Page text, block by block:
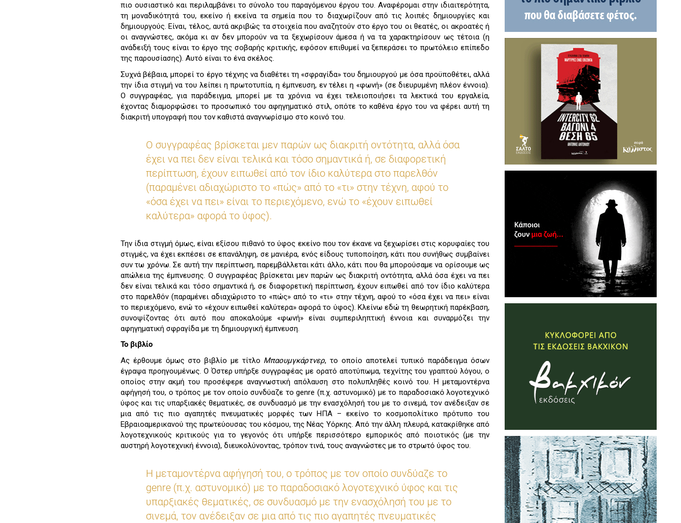
πιο ουσιαστικό και περιλαμβάνει το σύνολο του παραγόμενου έργου του. Αναφέρομαι στην ιδιαιτερότητα,
τη μοναδικότητά του, εκείνο ή εκείνα τα σημεία που το διαχωρίζουν από τις λοιπές δημιουργίες και
δημιουργούς. Είναι, τέλος, αυτά ακριβώς τα στοιχεία που αναζητούν στο έργο του οι θεατές, οι ακροατές ή
οι αναγνώστες, ακόμα κι αν δεν μπορούν να τα ξεχωρίσουν άμεσα ή να τα χαρακτηρίσουν ως τέτοια (η
ανάδειξή τους είναι το έργο της σοβαρής κριτικής, εφόσον επιθυμεί να ξεπεράσει το πρωτόλειο επίπεδο
της παρουσίασης). Αυτό είναι το ένα σκέλος.
Συχνά βέβαια, μπορεί το έργο τέχνης να διαθέτει τη «σφραγίδα» του δημιουργού με όσα προϋποθέτει, αλλά
την ίδια στιγμή να του λείπει η πρωτοτυπία, η έμπνευση, εν τέλει η «φωνή» (σε διευρυμένη πλέον έννοια).
Ο συγγραφέας, για παράδειγμα, μπορεί με τα χρόνια να έχει τελειοποιήσει τα λεκτικά του εργαλεία,
έχοντας διαμορφώσει το προσωπικό του αφηγηματικό στιλ, οπότε το καθένα έργο του να φέρει αυτή τη
διακριτή υπογραφή που τον καθιστά αναγνωρίσιμο στο κοινό του.
Ο συγγραφέας βρίσκεται μεν παρών ως διακριτή οντότητα, αλλά όσα
έχει να πει δεν είναι τελικά και τόσο σημαντικά ή, σε διαφορετική
περίπτωση, έχουν ειπωθεί από τον ίδιο καλύτερα στο παρελθόν
(παραμένει αδιαχώριστο το «πώς» από το «τι» στην τέχνη, αφού το
«όσα έχει να πει» είναι το περιεχόμενο, ενώ το «έχουν ειπωθεί
καλύτερα» αφορά το ύφος).
Την ίδια στιγμή όμως, είναι εξίσου πιθανό το ύφος εκείνο που τον έκανε να ξεχωρίσει στις κορυφαίες του
στιγμές, να έχει εκπέσει σε επανάληψη, σε μανιέρα, ενός είδους τυποποίηση, κάτι που συνήθως συμβαίνει
συν τω χρόνω. Σε αυτή την περίπτωση, παρεμβάλλεται κάτι άλλο, κάτι που θα μπορούσαμε να ορίσουμε ως
απώλεια της έμπνευσης. Ο συγγραφέας βρίσκεται μεν παρών ως διακριτή οντότητα, αλλά όσα έχει να πει
δεν είναι τελικά και τόσο σημαντικά ή, σε διαφορετική περίπτωση, έχουν ειπωθεί από τον ίδιο καλύτερα
στο παρελθόν (παραμένει αδιαχώριστο το «πώς» από το «τι» στην τέχνη, αφού το «όσα έχει να πει» είναι
το περιεχόμενο, ενώ το «έχουν ειπωθεί καλύτερα» αφορά το ύφος). Κλείνω εδώ τη θεωρητική παρέκβαση,
συνοψίζοντας ότι αυτό που αποκαλούμε «φωνή» είναι συμπεριληπτική έννοια και συναρμόζει την
αφηγηματική σφραγίδα με τη δημιουργική έμπνευση.
Το βιβλίο
Ας έρθουμε όμως στο βιβλίο με τίτλο Μπαουμγκάρτνερ, το οποίο αποτελεί τυπικό παράδειγμα όσων
έγραψα προηγουμένως. Ο Όστερ υπήρξε συγγραφέας με ορατό αποτύπωμα, τεχνίτης του γραπτού λόγου, ο
οποίος στην ακμή του προσέφερε αναγνωστική απόλαυση στο πολυπληθές κοινό του. Η μεταμοντέρνα
αφήγησή του, ο τρόπος με τον οποίο συνδύαζε το genre (π.χ. αστυνομικό) με το παραδοσιακό λογοτεχνικό
ύφος και τις υπαρξιακές θεματικές, σε συνδυασμό με την ενασχόλησή του με το σινεμά, τον ανέδειξαν σε
μια από τις πιο αγαπητές πνευματικές μορφές των ΗΠΑ – εκείνο το κοσμοπολίτικο πρότυπο του
Εβραιοαμερικανού της πρωτεύουσας του κόσμου, της Νέας Υόρκης. Από την άλλη πλευρά, κατακρίθηκε από
λογοτεχνικούς κριτικούς για το γεγονός ότι υπήρξε περισσότερο εμπορικός από ποιοτικός (με την
αυστηρή λογοτεχνική έννοια), διευκολύνοντας, τρόπον τινά, τους αναγνώστες με το στρωτό ύφος του.
Η μεταμοντέρνα αφήγησή του, ο τρόπος με τον οποίο συνδύαζε το
genre (π.χ. αστυνομικό) με το παραδοσιακό λογοτεχνικό ύφος και τις
υπαρξιακές θεματικές, σε συνδυασμό με την ενασχόλησή του με το
σινεμά, τον ανέδειξαν σε μια από τις πιο αγαπητές πνευματικές